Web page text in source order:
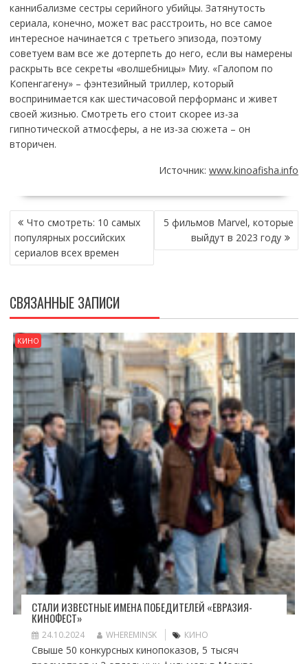
каннибализме сестры серийного убийцы. Затянутость
сериала, конечно, может вас расстроить, но все самое
интересное начинается с третьего эпизода, поэтому
советуем вам все же дотерпеть до него, если вы намерены
раскрыть все секреты «волшебницы» Миу. «Галопом по
Копенгагену» – фэнтезийный триллер, который
воспринимается как шестичасовой перформанс и живет
своей жизнью. Смотреть его стоит скорее из-за
гипнотической атмосферы, а не из-за сюжета – он
вторичен.
Источник:www.kinoafisha.info
НАВИГАЦИЯ
ПО
ЗАПИСЯМ
Что смотреть: 10 самых
популярных российских
сериалов всех времен
5 фильмов Marvel, которые
выйдут в 2023 году
СВЯЗАННЫЕ ЗАПИСИ
КИНО
СТАЛИ ИЗВЕСТНЫЕ ИМЕНА ПОБЕДИТЕЛЕЙ «ЕВРАЗИЯ-
КИНОФЕСТ»
24.10.2024 WHEREMINSK КИНО
Свыше 50 конкурсных кинопоказов, 5 тысяч